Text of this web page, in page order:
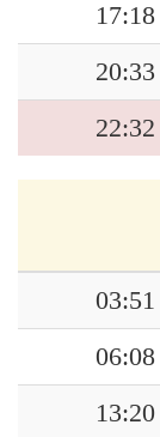
17:18
20:33
22:32
03:51
06:08
13:20